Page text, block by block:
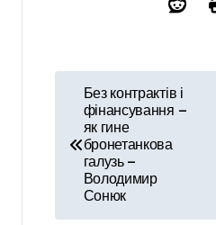
Без контрактів і
фінансування —
як гине
бронетанкова
галузь —
Володимир
Сонюк